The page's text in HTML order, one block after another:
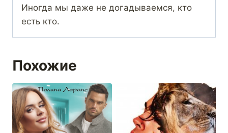
Иногда мы даже не догадываемся, кто
есть кто.
Похожие